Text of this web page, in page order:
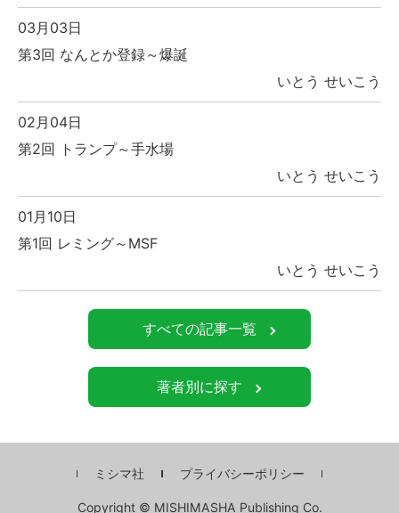
03月03日
第3回 なんとか登録～爆誕
いとう せいこう
02月04日
第2回 トランプ～手水場
いとう せいこう
01月10日
第1回 レミング～MSF
いとう せいこう
すべての記事一覧
著者別に探す
ミシマ社 プライバシーポリシー
Copyright © MISHIMASHA Publishing Co.